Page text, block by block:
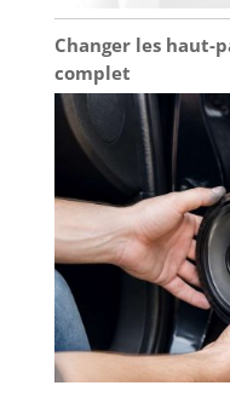
Changer les haut-
complet